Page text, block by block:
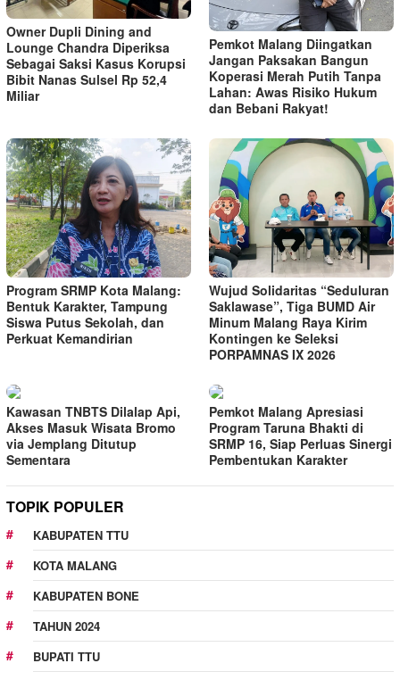
Owner Dupli Dining and
Lounge Chandra Diperiksa
Sebagai Saksi Kasus Korupsi
Bibit Nanas Sulsel Rp 52,4
Miliar
Pemkot Malang Diingatkan
Jangan Paksakan Bangun
Koperasi Merah Putih Tanpa
Lahan: Awas Risiko Hukum
dan Bebani Rakyat!
Program SRMP Kota Malang:
Bentuk Karakter, Tampung
Siswa Putus Sekolah, dan
Perkuat Kemandirian
Wujud Solidaritas “Seduluran
Saklawase”, Tiga BUMD Air
Minum Malang Raya Kirim
Kontingen ke Seleksi
PORPAMNAS IX 2026
Kawasan TNBTS Dilalap Api,
Akses Masuk Wisata Bromo
via Jemplang Ditutup
Sementara
Pemkot Malang Apresiasi
Program Taruna Bhakti di
SRMP 16, Siap Perluas Sinergi
Pembentukan Karakter
TOPIK POPULER
KABUPATEN TTU
KOTA MALANG
KABUPATEN BONE
TAHUN 2024
BUPATI TTU